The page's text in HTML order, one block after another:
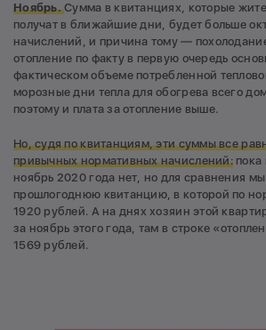
Ноябрь.Сумма в квитанциях, которые
получат в ближайшие дни, будет больше
начислений, и причина тому ―
отопление по факту в первую очередь
фактическом объеме потребленной
морозные дни тепла для обогрева всего
поэтому и плата за отопление выше.
Но, судя по квитанциям, эти суммы все
привычных нормативных начислений:пока
ноябрь 2020 года нет, но для сравнения мы
прошлогоднюю квитанцию, в которой по
1920 рублей. А на днях хозяин этой
за ноябрь этого года, там в строке
1569 рублей.